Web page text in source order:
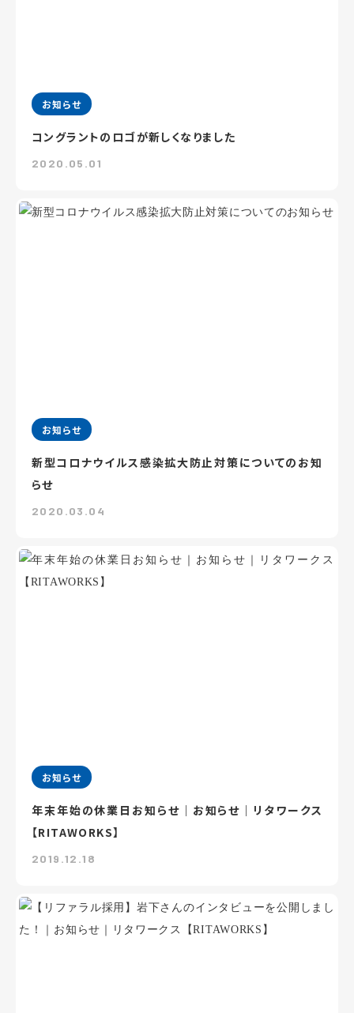
お知らせ
コングラントのロゴが新しくなりました
2020.05.01
お知らせ
新型コロナウイルス感染拡大防止対策についてのお知
らせ
2020.03.04
お知らせ
年末年始の休業日お知らせ｜お知らせ｜リタワークス
【RITAWORKS】
2019.12.18